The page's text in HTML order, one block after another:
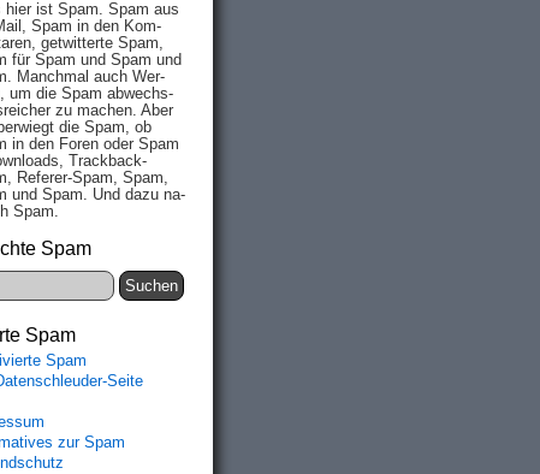
hier ist Spam. Spam aus
Spam in den Kom­
ge­twit­ter­te Spam,
für Spam und Spam und
Manch­mal auch Wer­
um die Spam ab­wechs­
zu mach­en. Aber
die Spam, ob
in den Fo­ren oder Spam
Track­back-
Re­fe­rer-Spam, Spam,
und Spam. Und da­zu na­
Spam.
Spam
Spam
Spam
Seite
zur Spam